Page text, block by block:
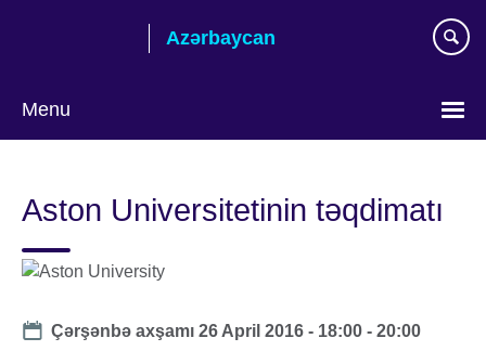
Azərbaycan
Menu
language
Aston Universitetinin təqdimatı
Date
Çərşənbə axşamı 26 April 2016 - 18:00 -20:00